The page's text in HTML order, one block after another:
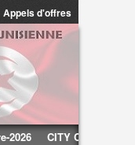
Appels d'offres
CITY CARS-2 eme